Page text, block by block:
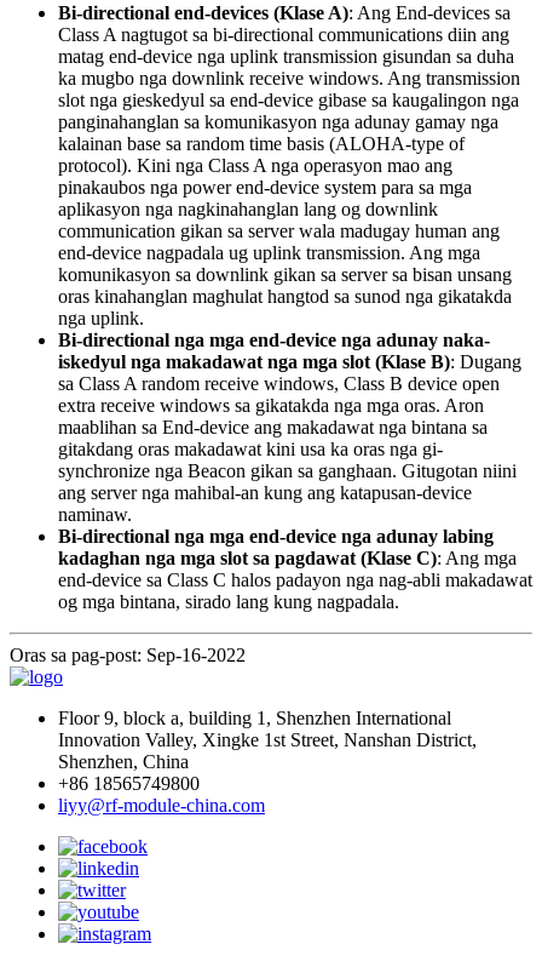
Bi-directional end-devices (Klase A): Ang End-devices sa
Class A nagtugot sa bi-directional communications diin ang
matag end-device nga uplink transmission gisundan sa duha
ka mugbo nga downlink receive windows. Ang transmission
slot nga gieskedyul sa end-device gibase sa kaugalingon nga
panginahanglan sa komunikasyon nga adunay gamay nga
kalainan base sa random time basis (ALOHA-type of
protocol). Kini nga Class A nga operasyon mao ang
pinakaubos nga power end-device system para sa mga
aplikasyon nga nagkinahanglan lang og downlink
communication gikan sa server wala madugay human ang
end-device nagpadala ug uplink transmission. Ang mga
komunikasyon sa downlink gikan sa server sa bisan unsang
oras kinahanglan maghulat hangtod sa sunod nga gikatakda
nga uplink.
Bi-directional nga mga end-device nga adunay naka-
iskedyul nga makadawat nga mga slot (Klase B): Dugang
sa Class A random receive windows, Class B device open
extra receive windows sa gikatakda nga mga oras. Aron
maablihan sa End-device ang makadawat nga bintana sa
gitakdang oras makadawat kini usa ka oras nga gi-
synchronize nga Beacon gikan sa ganghaan. Gitugotan niini
ang server nga mahibal-an kung ang katapusan-device
naminaw.
Bi-directional nga mga end-device nga adunay labing
kadaghan nga mga slot sa pagdawat (Klase C): Ang mga
end-device sa Class C halos padayon nga nag-abli makadawat
og mga bintana, sirado lang kung nagpadala.
Oras sa pag-post: Sep-16-2022
Floor 9, block a, building 1, Shenzhen International
Innovation Valley, Xingke 1st Street, Nanshan District,
Shenzhen, China
+86 18565749800
liyy@rf-module-china.com